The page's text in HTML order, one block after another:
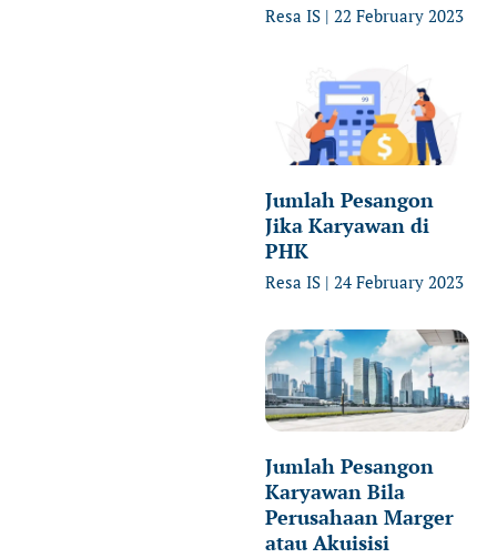
Resa IS 22 February 2023
Jumlah Pesangon
Jika Karyawan di
PHK
Resa IS 24 February 2023
Jumlah Pesangon
Karyawan Bila
Perusahaan Marger
atau Akuisisi